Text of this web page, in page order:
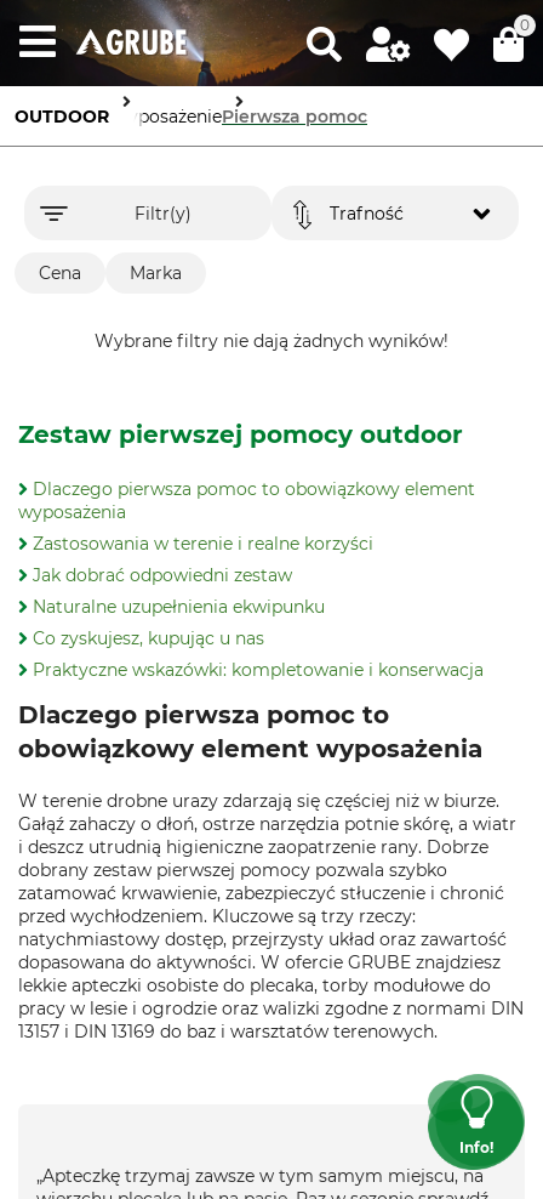
0
OUTDOOR WyposażeniePierwsza pomoc
Filtr(y) Trafność
Cena Marka
Wybrane filtry nie dają żadnych wyników!
Zestaw pierwszej pomocy outdoor
Dlaczego pierwsza pomoc to obowiązkowy element
wyposażenia
Zastosowania w terenie i realne korzyści
Jak dobrać odpowiedni zestaw
Naturalne uzupełnienia ekwipunku
Co zyskujesz, kupując u nas
Praktyczne wskazówki: kompletowanie i konserwacja
Dlaczego pierwsza pomoc to
obowiązkowy element wyposażenia
W terenie drobne urazy zdarzają się częściej niż w biurze.
Gałąź zahaczy o dłoń, ostrze narzędzia potnie skórę, a wiatr
i deszcz utrudnią higieniczne zaopatrzenie rany. Dobrze
dobrany zestaw pierwszej pomocy pozwala szybko
zatamować krwawienie, zabezpieczyć stłuczenie i chronić
przed wychłodzeniem. Kluczowe są trzy rzeczy:
natychmiastowy dostęp, przejrzysty układ oraz zawartość
dopasowana do aktywności. W ofercie GRUBE znajdziesz
lekkie apteczki osobiste do plecaka, torby modułowe do
pracy w lesie i ogrodzie oraz walizki zgodne z normami DIN
13157 i DIN 13169 do baz i warsztatów terenowych.
Info!
„Apteczkę trzymaj zawsze w tym samym miejscu, na